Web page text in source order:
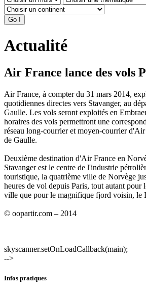
Actualité
Air France lance des vols
Air France, à compter du 31 mars 2014,
quotidiennes directes vers Stavanger, au
Gaulle. Les vols seront exploités en
horaires des vols permettront une
réseau long-courrier et moyen-courrier
de Gaulle.
Deuxième destination d'Air France en
Stavanger est le centre de l'industrie
touristique, la quatrième ville de Norvège
heures de vol depuis Paris, tout autant pour
ville que pour le magnifique fjord voisin, le
© oopartir.com – 2014
skyscanner.setOnLoadCallback(main);
-->
Infos pratiques